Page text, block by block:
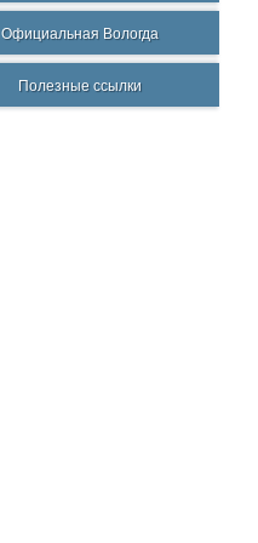
Официальная Вологда
Полезные ссылки